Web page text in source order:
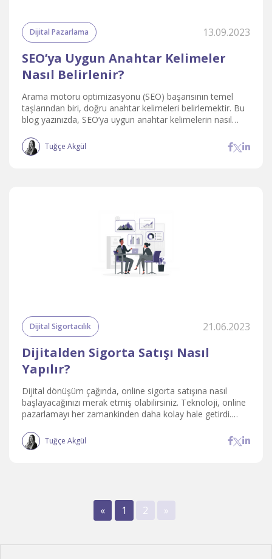
Dijital Pazarlama 13.09.2023
SEO’ya Uygun Anahtar Kelimeler
Nasıl Belirlenir?
Arama motoru optimizasyonu (SEO) başarısının temel
taşlarından biri, doğru anahtar kelimeleri belirlemektir. Bu
blog yazınızda, SEO’ya uygun anahtar kelimelerin nasıl
dileriz!Tuğçe Akgül
Dijital Sigortacılık 21.06.2023
Dijitalden Sigorta Satışı Nasıl
Yapılır?
Dijital dönüşüm çağında, online sigorta satışına nasıl
başlayacağınızı merak etmiş olabilirsiniz. Teknoloji, online
pazarlamayı her zamankinden daha kolay hale getirdi.
web sitesi araçlarına kadar, sigorta satış huniniz için
müşteri adaylarını yakalamak en doğru seçenektir.
Tuğçe Akgül
« 1 2 »